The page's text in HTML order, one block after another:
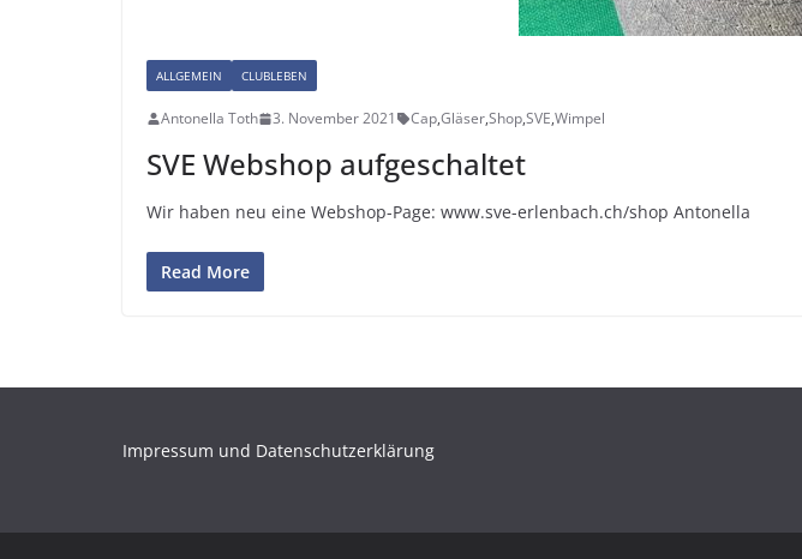
ALLGEMEIN CLUBLEBEN
Antonella Toth 3. November 2021 Cap,Gläser,Shop,SVE,Wimpel
SVE Webshop aufgeschaltet
Wir haben neu eine Webshop-Page: www.sve-erlenbach.ch/shop Antonella
Read More
Impressum und Datenschutzerklärung